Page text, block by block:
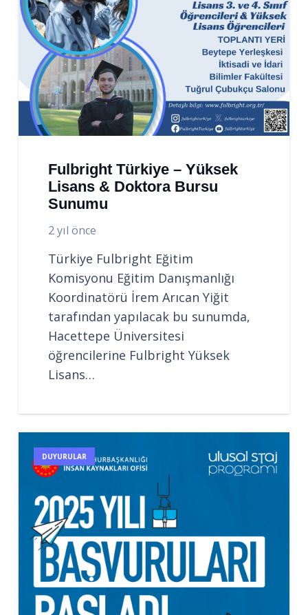
Fulbright Türkiye – Yüksek
Lisans & Doktora Bursu
Sunumu
2 yıl önce
Türkiye Fulbright Eğitim
Komisyonu Eğitim Danışmanlığı
Koordinatörü İrem Arıcan Yiğit
tarafından yapılacak bu sunumda,
Hacettepe Üniversitesi
öğrencilerine Fulbright Yüksek
Lisans…
DUYURULAR